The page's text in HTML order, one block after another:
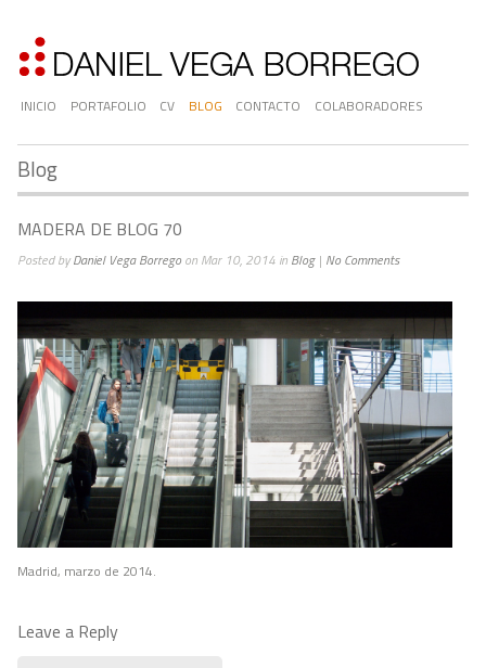
INICIO PORTAFOLIO CV BLOG CONTACTO COLABORADORES
Blog
MADERA DE BLOG 70
Posted byDaniel Vega Borrego on Mar 10, 2014 in Blog| No Comments
Madrid, marzo de 2014.
Leave a Reply